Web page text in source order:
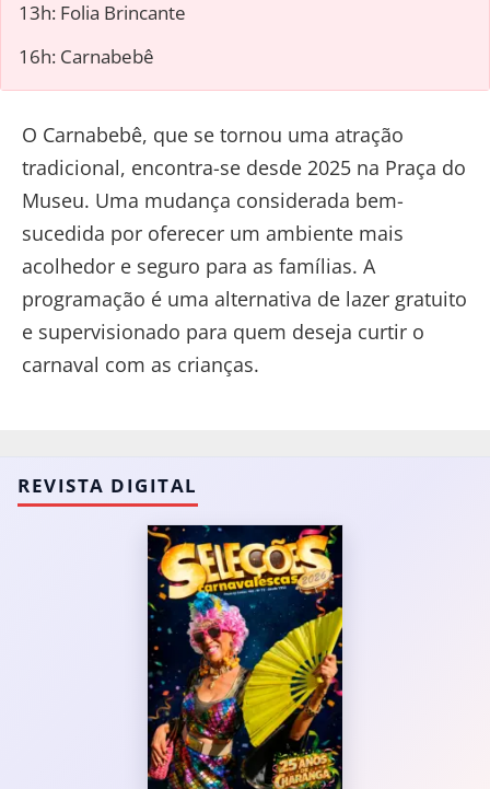
13h: Folia Brincante
16h: Carnabebê
O Carnabebê, que se tornou uma atração
tradicional, encontra-se desde 2025 na Praça do
Museu. Uma mudança considerada bem-
sucedida por oferecer um ambiente mais
acolhedor e seguro para as famílias. A
programação é uma alternativa de lazer gratuito
e supervisionado para quem deseja curtir o
carnaval com as crianças.
REVISTA DIGITAL